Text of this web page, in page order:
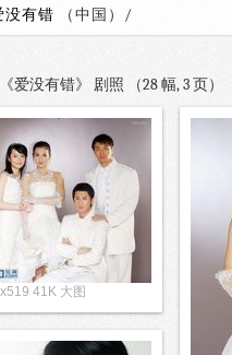
没有错 （中国）
爱没有错》 剧照 （28 幅, 3 页
41K 大图